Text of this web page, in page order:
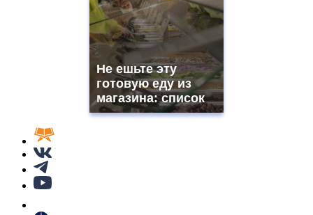
Не ешьте эту
готовую еду из
магазина: список